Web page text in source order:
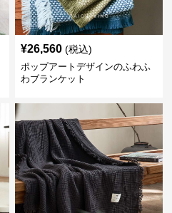
¥26,560 (税込)
ポップアートデザインのふわふ
わブランケット